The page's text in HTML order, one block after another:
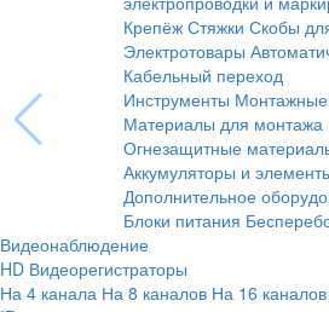
Крепёж Стяжки Скобы
Электротовары
Кабельный переход
Инструменты
Материалы для монтажа
Огнезащитные
Аккумуляторы и
Дополнительное
Блоки питания
Видеонаблюдение
HD Видеорегистраторы
На 4 канала На 8 каналов На 16